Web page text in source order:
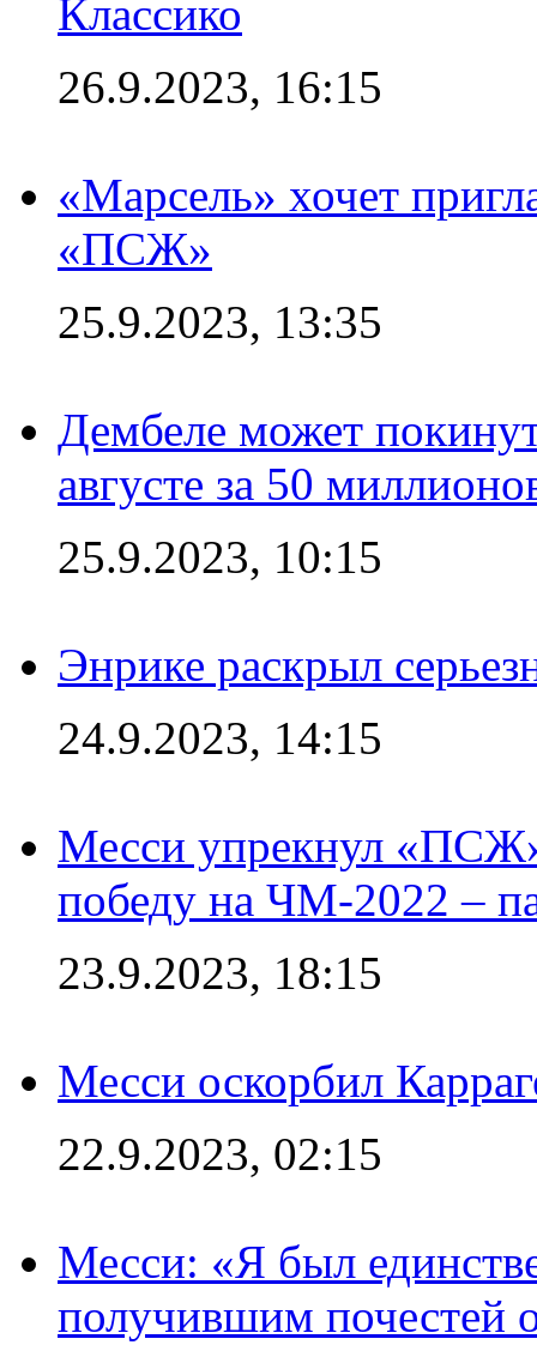
Классико
26.9.2023, 16:15
«Марсель» хочет
«ПСЖ»
25.9.2023, 13:35
Дембеле может
августе за 50
25.9.2023, 10:15
Энрике раскрыл
24.9.2023, 14:15
Месси упрекнул «ПСЖ»
победу на ЧМ-2022 –
23.9.2023, 18:15
Месси оскорбил
22.9.2023, 02:15
Месси: «Я был
получившим почестей